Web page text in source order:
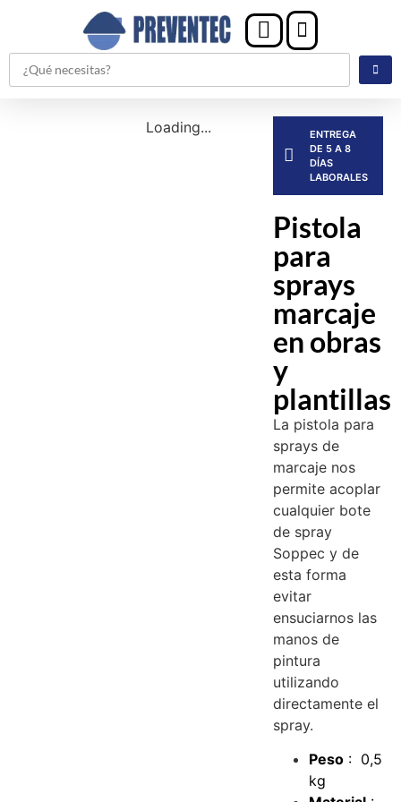
Loading...
ENTREGA
DE 5 A 8
DÍAS
LABORALES
Pistola
para
sprays
marcaje
en obras
y
plantillas
La pistola para
sprays de
marcaje nos
permite acoplar
cualquier bote
de spray
Soppec y de
esta forma
evitar
ensuciarnos las
manos de
pintura
utilizando
directamente el
spray.
Peso : 0,5
kg